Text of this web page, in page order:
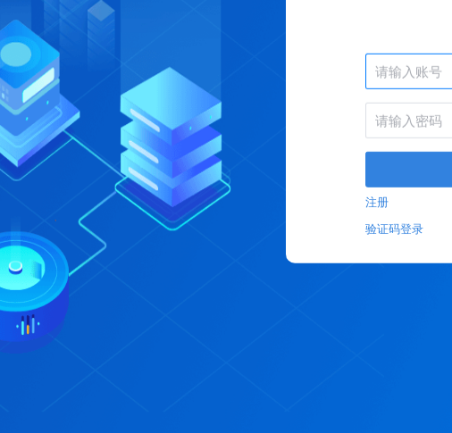
注册
验证码登录